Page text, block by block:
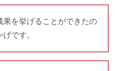
果を挙げることができたの
です。